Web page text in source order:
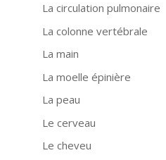
La circulation pulmonaire
La colonne vertébrale
La main
La moelle épinière
La peau
Le cerveau
Le cheveu